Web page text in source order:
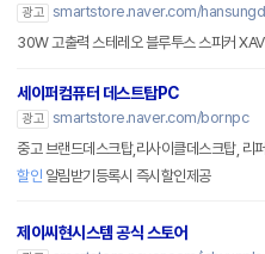
광고 smartstore.naver.com/
30W 고출력 스테레오 블루투스 스피커
세이퍼컴퓨터 데스트탑PC
광고 smartstore.naver.com/bornpc
중고 브랜드데스크탑,리사이클데스크탑, 리
할인 알림받기등록시 즉시할인제공
제이씨현시스템 공식 스토어